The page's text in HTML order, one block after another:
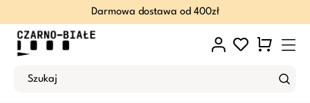
Darmowa dostawa od 400zł